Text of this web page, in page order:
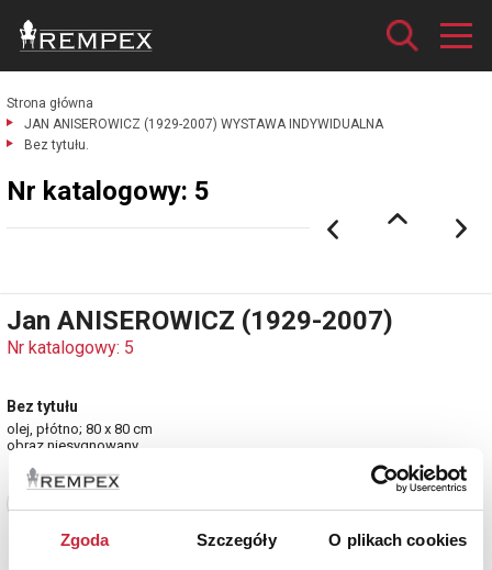
Zgoda Szczegóły O plikach cookies
Strona główna
JAN ANISEROWICZ (1929-2007) WYSTAWA INDYWIDUALNA
Bez tytułu.
Nr katalogowy: 5
Jan ANISEROWICZ (1929-2007)
Nr katalogowy: 5
Bez tytułu
olej, płótno; 80 x 80 cm
obraz niesygnowany